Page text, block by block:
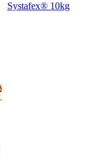
Systafex® 10kg